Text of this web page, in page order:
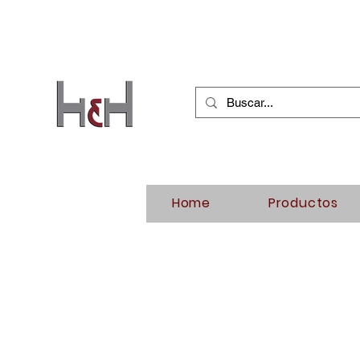
Home Productos